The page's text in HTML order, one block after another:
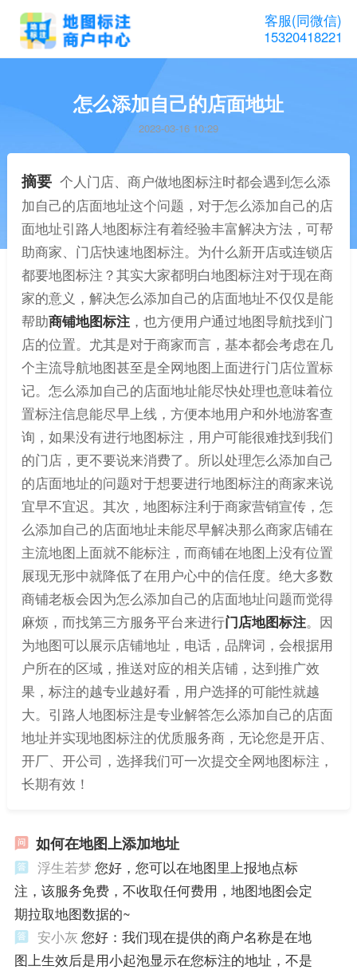
客服(同微信)
15320418221
怎么添加自己的店面地址
2023-03-16 10:29
摘要 个人门店、商户做地图标注时都会遇到怎么添
加自己的店面地址这个问题，对于怎么添加自己的店
面地址引路人地图标注有着经验丰富解决方法，可帮
助商家、门店快速地图标注。为什么新开店或连锁店
都要地图标注？其实大家都明白地图标注对于现在商
家的意义，解决怎么添加自己的店面地址不仅仅是能
帮助商铺地图标注，也方便用户通过地图导航找到门
店的位置。尤其是对于商家而言，基本都会考虑在几
个主流导航地图甚至是全网地图上面进行门店位置标
记。怎么添加自己的店面地址能尽快处理也意味着位
置标注信息能尽早上线，方便本地用户和外地游客查
询，如果没有进行地图标注，用户可能很难找到我们
的门店，更不要说来消费了。所以处理怎么添加自己
的店面地址的问题对于想要进行地图标注的商家来说
宜早不宜迟。其次，地图标注利于商家营销宣传，怎
么添加自己的店面地址未能尽早解决那么商家店铺在
主流地图上面就不能标注，而商铺在地图上没有位置
展现无形中就降低了在用户心中的信任度。绝大多数
商铺老板会因为怎么添加自己的店面地址问题而觉得
麻烦，而找第三方服务平台来进行门店地图标注。因
为地图可以展示店铺地址，电话，品牌词，会根据用
户所在的区域，推送对应的相关店铺，达到推广效
果，标注的越专业越好看，用户选择的可能性就越
大。引路人地图标注是专业解答怎么添加自己的店面
地址并实现地图标注的优质服务商，无论您是开店、
开厂、开公司，选择我们可一次提交全网地图标注，
长期有效！
如何在地图上添加地址
浮生若梦 您好，您可以在地图里上报地点标
注，该服务免费，不收取任何费用，地图地图会定
期拉取地图数据的~
安小灰 您好：我们现在提供的商户名称是在地
图上生效后是用小起泡显示在您标注的地址，不是